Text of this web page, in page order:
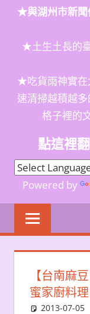
★與湖州市新聞
★土生土長的
★吃貨雨神實在
速清掃越積越
格子裡的
點這裡
Powered by
【台南麻
蜜家廚料理
2013-07-05